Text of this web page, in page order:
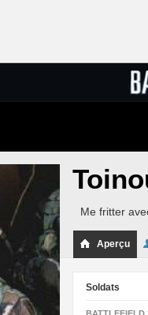
Me fritter
Aperçu
Soldats